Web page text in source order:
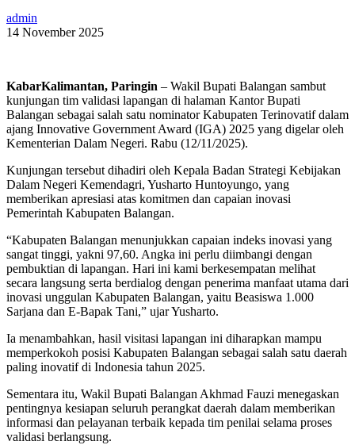
admin
14 November 2025
KabarKalimantan, Paringin – Wakil Bupati Balangan sambut
kunjungan tim validasi lapangan di halaman Kantor Bupati
Balangan sebagai salah satu nominator Kabupaten Terinovatif dalam
ajang Innovative Government Award (IGA) 2025 yang digelar oleh
Kementerian Dalam Negeri. Rabu (12/11/2025).
Kunjungan tersebut dihadiri oleh Kepala Badan Strategi Kebijakan
Dalam Negeri Kemendagri, Yusharto Huntoyungo, yang
memberikan apresiasi atas komitmen dan capaian inovasi
Pemerintah Kabupaten Balangan.
“Kabupaten Balangan menunjukkan capaian indeks inovasi yang
sangat tinggi, yakni 97,60. Angka ini perlu diimbangi dengan
pembuktian di lapangan. Hari ini kami berkesempatan melihat
secara langsung serta berdialog dengan penerima manfaat utama dari
inovasi unggulan Kabupaten Balangan, yaitu Beasiswa 1.000
Sarjana dan E-Bapak Tani,” ujar Yusharto.
Ia menambahkan, hasil visitasi lapangan ini diharapkan mampu
memperkokoh posisi Kabupaten Balangan sebagai salah satu daerah
paling inovatif di Indonesia tahun 2025.
Sementara itu, Wakil Bupati Balangan Akhmad Fauzi menegaskan
pentingnya kesiapan seluruh perangkat daerah dalam memberikan
informasi dan pelayanan terbaik kepada tim penilai selama proses
validasi berlangsung.